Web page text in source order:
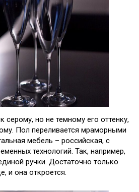
серому, но не темному его оттенку,
Пол переливается мраморными
мебель – российская, с
технологий. Так, например,
ручки. Достаточно только
и она откроется.